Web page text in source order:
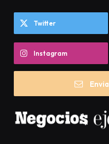
Twitter
Instagram